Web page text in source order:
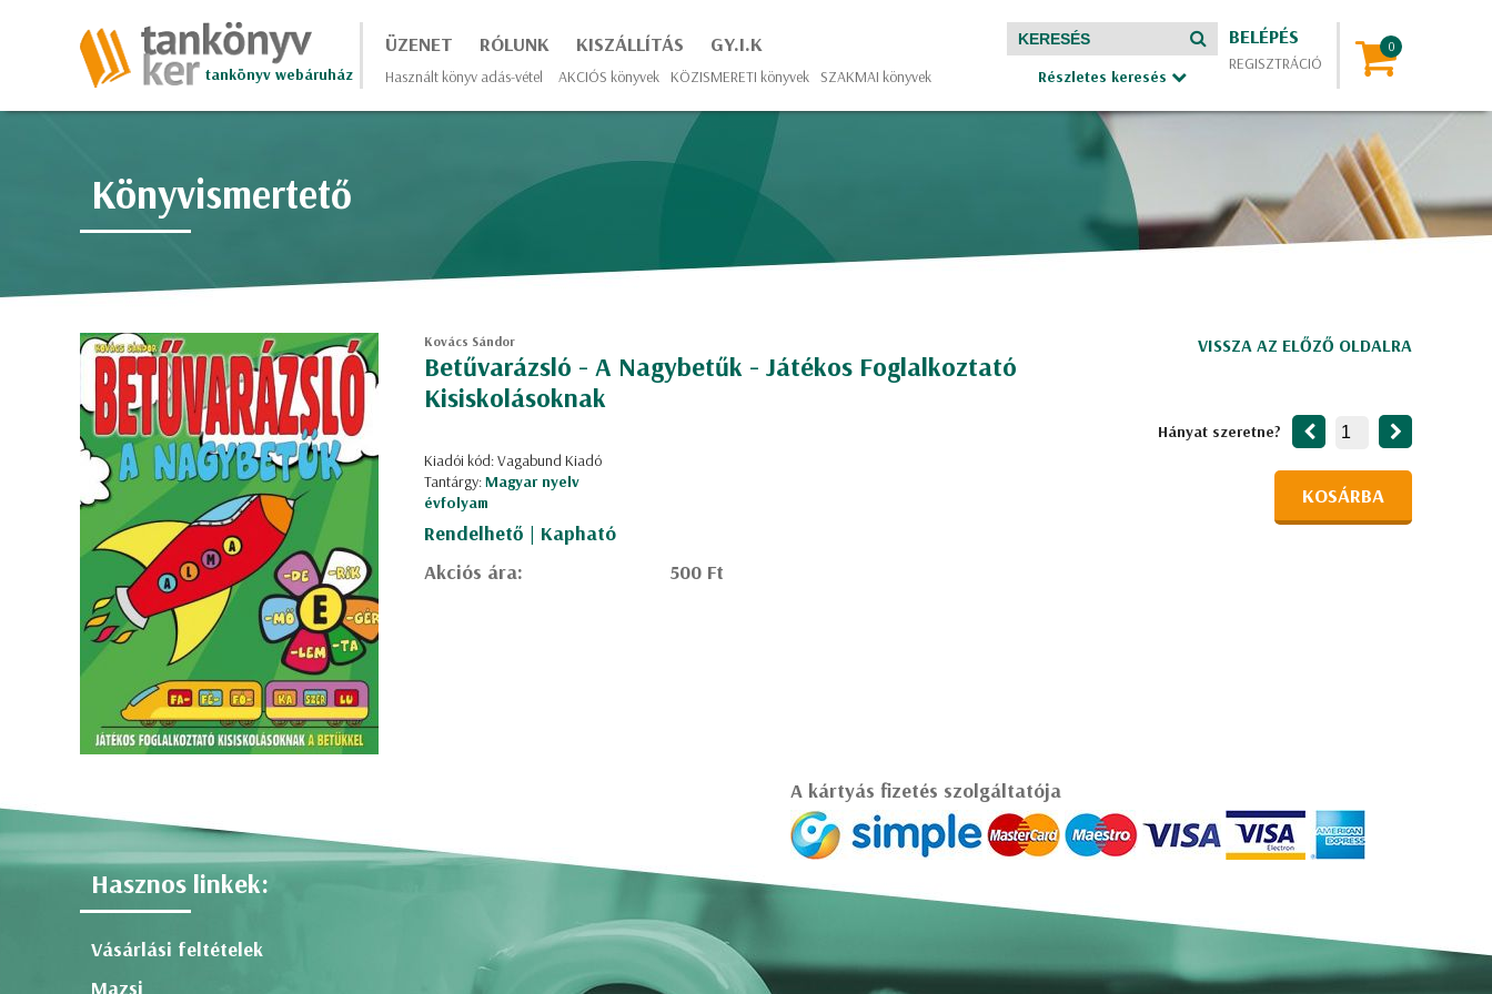
tankönyv webáruház
ÜZENET RÓLUNK KISZÁLLÍTÁS GY.I.K
Használt könyv adás-vétel AKCIÓS könyvek KÖZISMERETI könyvek SZAKMAI könyvek Részletes keresés
BELÉPÉS
REGISZTRÁCIÓ
Könyvismertető
Kovács Sándor
Betűvarázsló - A Nagybetűk - Játékos Foglalkoztató
Kisiskolásoknak
Kiadói kód: Vagabund Kiadó
Tantárgy:Magyar nyelv
évfolyam
Rendelhető | Kapható
Akciós ára:
500 Ft
VISSZA AZ ELŐZŐ OLDALRA
Hányat szeretne?
KOSÁRBA
A kártyás fizetés szolgáltatója
Hasznos linkek:
Vásárlási feltételek
Mazsi